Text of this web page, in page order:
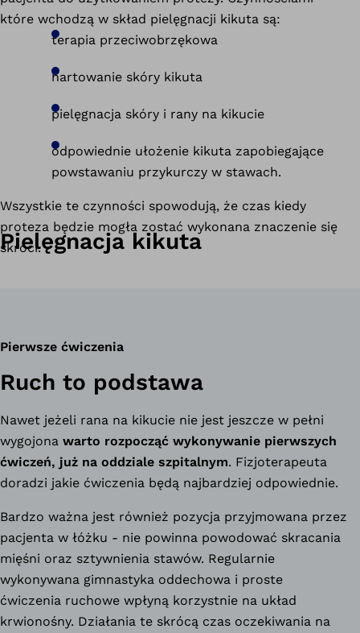
które wchodzą w skład pielęgnacji kikuta są:
terapia przeciwobrzękowa
hartowanie skóry kikuta
pielęgnacja skóry i rany na kikucie
odpowiednie ułożenie kikuta zapobiegające
powstawaniu przykurczy w stawach.
Wszystkie te czynności spowodują, że czas kiedy
proteza będzie mogła zostać wykonana znaczenie się
skróci.
Pielęgnacja kikuta
Pierwsze ćwiczenia
Ruch to podstawa
Nawet jeżeli rana na kikucie nie jest jeszcze w pełni
wygojona warto rozpocząć wykonywanie pierwszych
ćwiczeń, już na oddziale szpitalnym. Fizjoterapeuta
doradzi jakie ćwiczenia będą najbardziej odpowiednie.
Bardzo ważna jest również pozycja przyjmowana przez
pacjenta w łóżku - nie powinna powodować skracania
mięśni oraz sztywnienia stawów. Regularnie
wykonywana gimnastyka oddechowa i proste
ćwiczenia ruchowe wpłyną korzystnie na układ
krwionośny. Działania te skrócą czas oczekiwania na